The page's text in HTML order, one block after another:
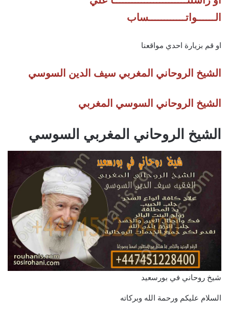
الــــــواتــــــــــــساب
او قم بزيارة احدي مواقعنا
الشيخ الروحاني المغربي سيف الدين السوسي
الشيخ الروحاني السوسي المغربي
الشيخ الروحاني المغربي السوسي
شيخ روحاني في بورسعيد
السلام عليكم ورحمة الله وبركاته